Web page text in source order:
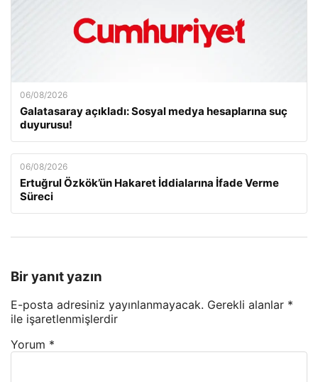
06/08/2026
Galatasaray açıkladı: Sosyal medya hesaplarına suç
duyurusu!
06/08/2026
Ertuğrul Özkök’ün Hakaret İddialarına İfade Verme
Süreci
Bir yanıt yazın
E-posta adresiniz yayınlanmayacak. Gerekli alanlar *
ile işaretlenmişlerdir
Yorum *